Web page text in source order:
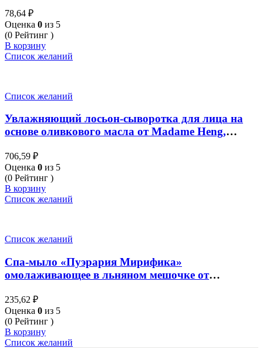
78,64 ₽
Оценка 0 из 5
(0 Рейтинг )
В корзину
Список желаний
Список желаний
Увлажняющий лосьон-сыворотка для лица на
основе оливкового масла от Madame Heng,
706,59 ₽
Оценка 0 из 5
(0 Рейтинг )
В корзину
Список желаний
Список желаний
Спа-мыло «Пуэрария Мирифика»
омолаживающее в льняном мешочке от
235,62 ₽
Оценка 0 из 5
(0 Рейтинг )
В корзину
Список желаний